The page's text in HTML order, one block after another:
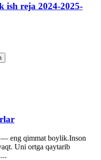
ish reja 2024-2025-
— eng qimmat boylik.Inson
Uni ortga qaytarib